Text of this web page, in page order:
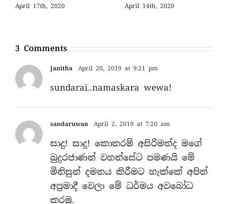
April 17th, 2020 April 14th, 2020
3 Comments
Janitha April 20, 2019 at 9:21 pm
sundarai..namaskara wewa!
sandaruwan April 2, 2019 at 7:20 am
සාදු! සාදු! කොතරම් අසිරිමත්ද මගේ
බුදුරජාණන් වහන්සේට පමණයි මේ
මිනිසුන් දමනය කිරීමට හැක්කේ අපිත්
අප්‍රමාදී වෙලා මේ ධර්මය අවබෝධ
කරමු.